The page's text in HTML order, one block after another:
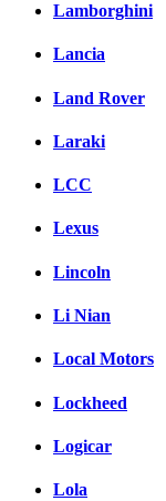
Lamborghini
Lancia
Land Rover
Laraki
LCC
Lexus
Lincoln
Li Nian
Local Motors
Lockheed
Logicar
Lola